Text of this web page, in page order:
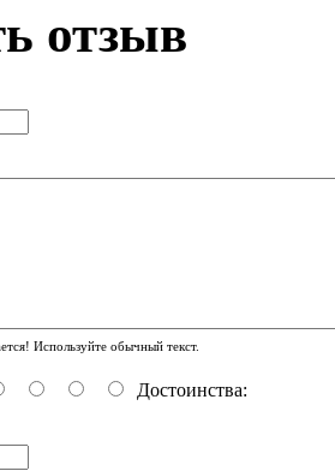
отзыв
Используйте обычный текст.
Достоинства: